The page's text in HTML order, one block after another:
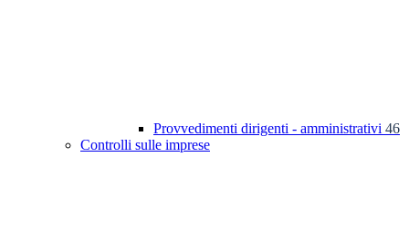
Provvedimenti dirigenti - amministrativi 46
Controlli sulle imprese